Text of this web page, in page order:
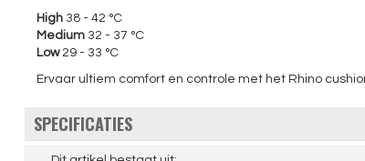
High38 - 42 °C
Medium32 - 37 °C
Low 29 - 33 °C
Ervaar ultiem comfort en controle met het Rhino
SPECIFICATIES